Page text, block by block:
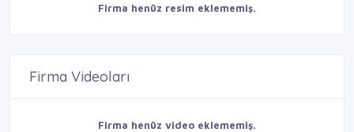
Firma henüz resim eklememiş.
Firma Videoları
Firma henüz video eklememiş.